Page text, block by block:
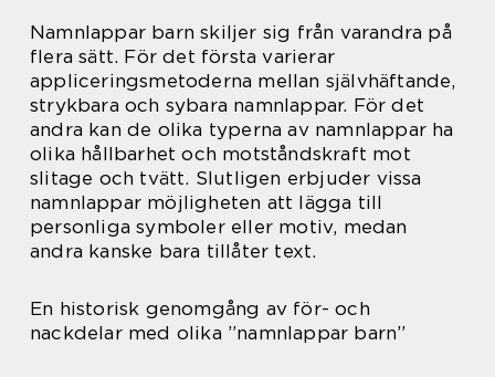
Namnlappar barn skiljer sig från varandra på
flera sätt. För det första varierar
appliceringsmetoderna mellan självhäftande,
strykbara och sybara namnlappar. För det
andra kan de olika typerna av namnlappar ha
olika hållbarhet och motståndskraft mot
slitage och tvätt. Slutligen erbjuder vissa
namnlappar möjligheten att lägga till
personliga symboler eller motiv, medan
andra kanske bara tillåter text.
En historisk genomgång av för- och
nackdelar med olika ”namnlappar barn”